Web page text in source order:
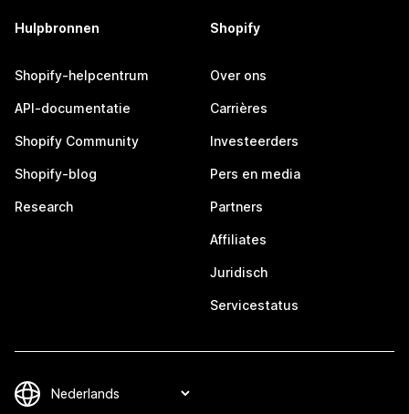
Hulpbronnen
Shopify-helpcentrum
API-documentatie
Shopify Community
Shopify-blog
Research
Shopify
Over ons
Carrières
Investeerders
Pers en media
Partners
Affiliates
Juridisch
Servicestatus